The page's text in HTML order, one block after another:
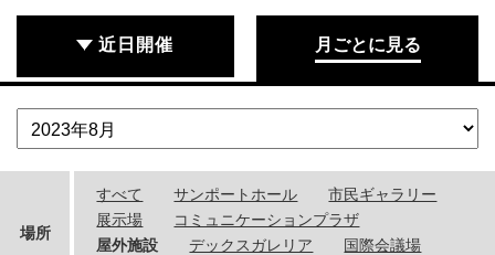
近日開催 月ごとに見る
場所
すべて サンポートホール
市民ギャラリー
展示場
コミュニケーションプラザ
屋外施設
デックスガレリア
国際会議場